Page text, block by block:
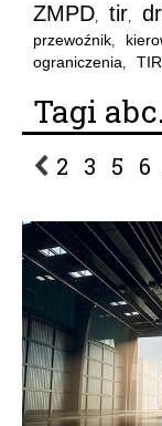
ZMPD, tir,
przewoźnik,
ograniczenia,
Tagi
2 3 5 6